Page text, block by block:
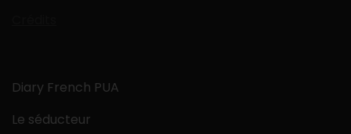
Diary French PUA
Le séducteur